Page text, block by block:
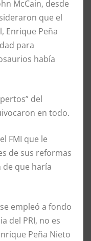
McCain, desde
que el
Enrique Peña
para
había
del
en todo.
FMI que le
de sus reformas
que haría
empleó a fondo
del PRI, no es
Peña Nieto